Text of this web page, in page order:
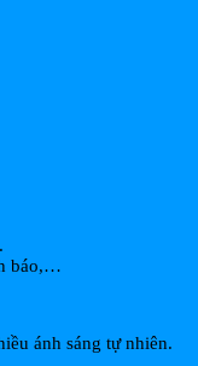
báo,…
ánh sáng tự nhiên.